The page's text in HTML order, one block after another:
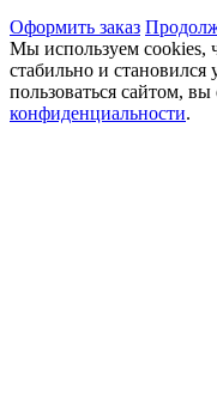
Оформить заказ
Мы используем cookies,
стабильно и становился
пользоваться сайтом, вы
конфиденциальности.